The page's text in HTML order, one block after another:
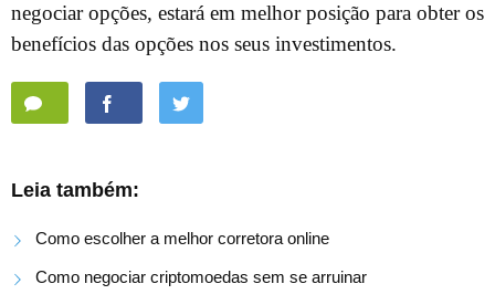
negociar opções, estará em melhor posição para obter os
benefícios das opções nos seus investimentos.
Leia também:
Como escolher a melhor corretora online
Como negociar criptomoedas sem se arruinar